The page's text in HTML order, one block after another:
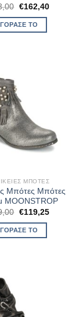
Original
was:
€203,00.
€162,40Η
ΤΟ
ΜΠΌΤΕΣ
Μπότες Μπότες
MOONSTROP
Original
was:
€159,00.
€119,25Η
ΤΟ